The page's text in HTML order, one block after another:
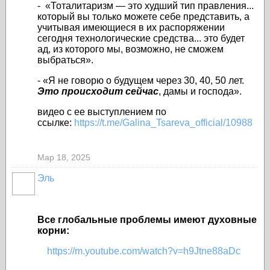
- «Тоталитаризм — это худший тип правления...
который вы только можете себе представить, а
учитывая имеющиеся в их распоряжении
сегодня технологические средства... это будет
ад, из которого мы, возможно, не сможем
выбраться».
- «Я не говорю о будущем через 30, 40, 50 лет.
Это происходит сейчас, дамы и господа».
видео с ее выступлением по
ссылке: https://t.me/Galina_Tsareva_official/10988
Мар 18, 2025
Эль
Все глобальные проблемы имеют духовные
корни:
https://m.youtube.com/watch?v=h9Jtne88aDc